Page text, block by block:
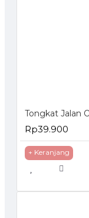
Rp39.900
+ Keranjang